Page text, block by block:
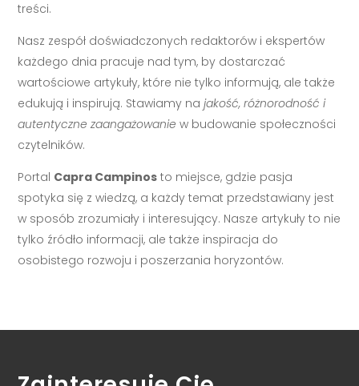
treści.
Nasz zespół doświadczonych redaktorów i ekspertów
każdego dnia pracuje nad tym, by dostarczać
wartościowe artykuły, które nie tylko informują, ale także
edukują i inspirują. Stawiamy najakość, różnorodność i
autentyczne zaangażowanie w budowanie społeczności
czytelników.
Portal Capra Campinos to miejsce, gdzie pasja
spotyka się z wiedzą, a każdy temat przedstawiany jest
w sposób zrozumiały i interesujący. Nasze artykuły to nie
tylko źródło informacji, ale także inspiracja do
osobistego rozwoju i poszerzania horyzontów.